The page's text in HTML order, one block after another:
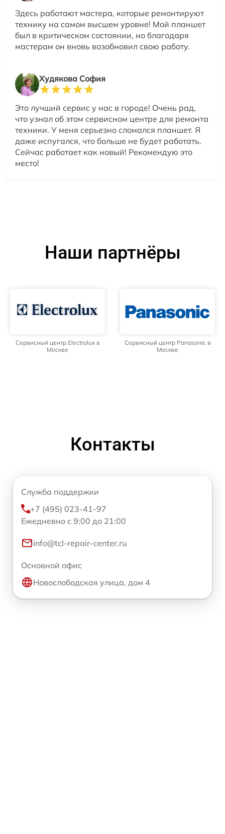
Здесь работают мастера, которые ремонтируют
технику на самом высшем уровне! Мой планшет
был в критическом состоянии, но благодаря
мастерам он вновь возобновил свою работу.
Худякова София
Это лучший сервис у нас в городе! Очень рад,
что узнал об этом сервисном центре для ремонта
техники. У меня серьезно сломался планшет. Я
даже испугался, что больше не будет работать.
Сейчас работает как новый! Рекомендую это
место!
Наши партнёры
Сервисный центр Electrolux в
Москве
Сервисный центр Panasonic в
Москве
Контакты
Служба поддержки
+7 (495) 023-41-97
Ежедневно с 9:00 до 21:00
info@tcl-repair-center.ru
Основной офис
Новослободская улица, дом 4